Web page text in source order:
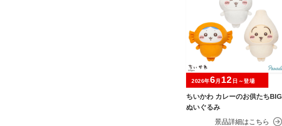
ちいかわ カレーのお供たちBIG
ぬいぐるみ
2026年6 月 12 日～登場